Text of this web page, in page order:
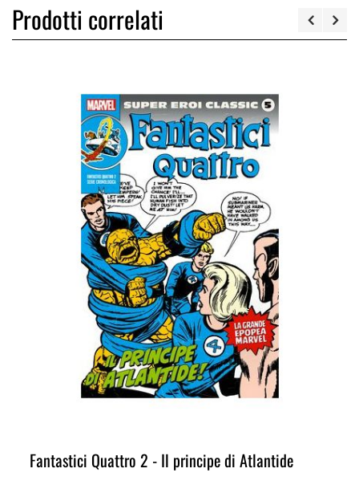
Prodotti correlati
Fantastici Quattro 2 - Il principe di Atlantide